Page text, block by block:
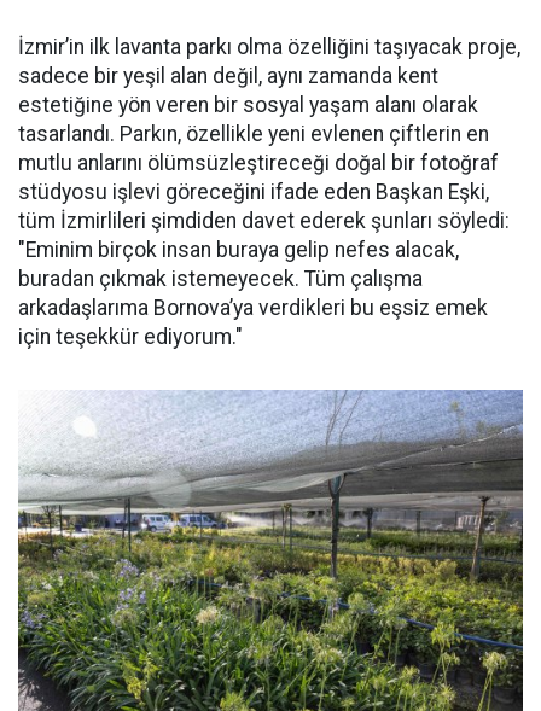
İzmir’in ilk lavanta parkı olma özelliğini taşıyacak proje,
sadece bir yeşil alan değil, aynı zamanda kent
estetiğine yön veren bir sosyal yaşam alanı olarak
tasarlandı. Parkın, özellikle yeni evlenen çiftlerin en
mutlu anlarını ölümsüzleştireceği doğal bir fotoğraf
stüdyosu işlevi göreceğini ifade eden Başkan Eşki,
tüm İzmirlileri şimdiden davet ederek şunları söyledi:
"Eminim birçok insan buraya gelip nefes alacak,
buradan çıkmak istemeyecek. Tüm çalışma
arkadaşlarıma Bornova’ya verdikleri bu eşsiz emek
için teşekkür ediyorum."